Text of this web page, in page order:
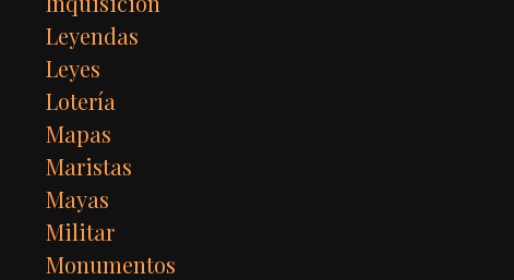
Leyendas
Leyes
Lotería
Mapas
Maristas
Mayas
Militar
Monumentos